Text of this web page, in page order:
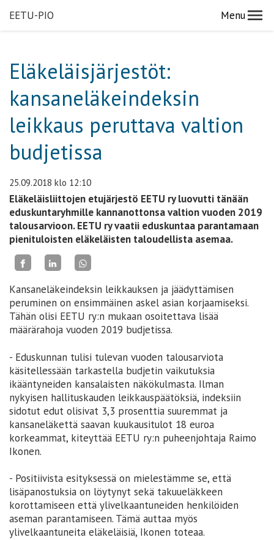
EETU-PIO Menu
Eläkeläisjärjestöt:
kansaneläkeindeksin
leikkaus peruttava valtion
budjetissa
25.09.2018 klo 12:10
Eläkeläisliittojen etujärjestö EETU ry luovutti tänään
eduskuntaryhmille kannanottonsa valtion vuoden 2019
talousarvioon. EETU ry vaatii eduskuntaa parantamaan
pienituloisten eläkeläisten taloudellista asemaa.
Kansaneläkeindeksin leikkauksen ja jäädyttämisen
peruminen on ensimmäinen askel asian korjaamiseksi.
Tähän olisi EETU ry:n mukaan osoitettava lisää
määrärahoja vuoden 2019 budjetissa.
- Eduskunnan tulisi tulevan vuoden talousarviota
käsitellessään tarkastella budjetin vaikutuksia
ikääntyneiden kansalaisten näkökulmasta. Ilman
nykyisen hallituskauden leikkauspäätöksiä, indeksiin
sidotut edut olisivat 3,3 prosenttia suuremmat ja
kansaneläkettä saavan kuukausitulot 18 euroa
korkeammat, kiteyttää EETU ry:n puheenjohtaja Raimo
Ikonen.
- Positiivista esityksessä on mielestämme se, että
lisäpanostuksia on löytynyt sekä takuueläkkeen
korottamiseen että ylivelkaantuneiden henkilöiden
aseman parantamiseen. Tämä auttaa myös
ylivelkaantuneita eläkeläisiä, Ikonen toteaa.